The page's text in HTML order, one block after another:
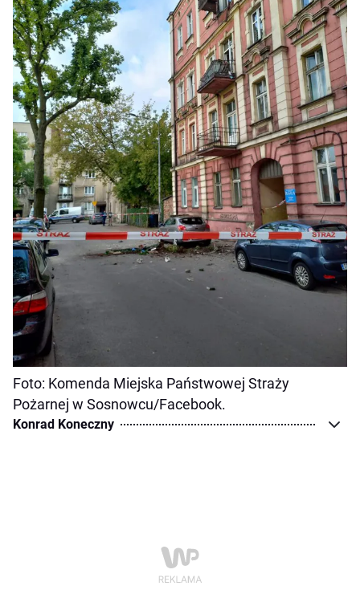
Foto: Komenda Miejska Państwowej Straży
Pożarnej w Sosnowcu/Facebook.
Konrad Koneczny